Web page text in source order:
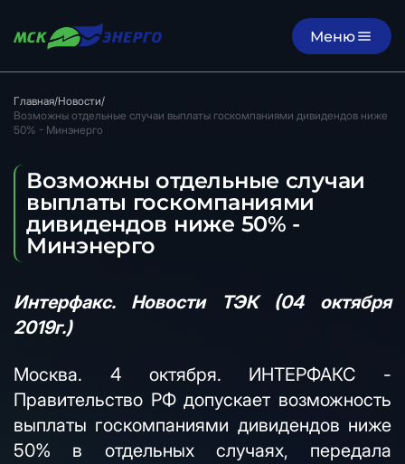
Меню
Главная/Новости/
Возможны отдельные случаи выплаты госкомпаниями дивидендов ниже
50% - Минэнерго
Возможны отдельные случаи
выплаты госкомпаниями
дивидендов ниже 50% -
Минэнерго
Интерфакс. Новости ТЭК (04 октября
2019г.)
Москва. 4 октября. ИНТЕРФАКС -
Правительство РФ допускает возможность
выплаты госкомпаниями дивидендов ниже
50% в отдельных случаях, передала